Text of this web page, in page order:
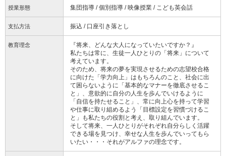
授業形態 集団指導 / 個別指導 / 映像授業 / こども英会話
支払方法 振込 / 口座引き落とし
教育理念
『将来、どんな大人になっていたいですか？』
私たちは常に、生徒一人ひとりの「将来」について
考えています。
そのため、将来の夢を実現させるための志望校合格
に向けた「学力向上」はもちろんのこと、社会に出
て困らないように「基本的なマナーを徹底させるこ
と」、意欲的に自分の人生を歩んでいけるように
「自信を持たせること」、常に向上心を持って学習
や仕事に取り組めるよう「目標設定を習慣づけるこ
と」も私たちの役割と考え、取り組んでいます。
そして将来、一人ひとりがそれぞれ自分らしく活躍
できる場を見つけ、幸せな人生を歩んでいってもら
いたい・・・それがアルファの理念です。